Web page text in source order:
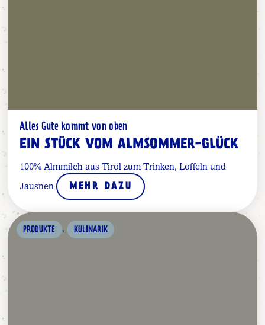
Alles Gute kommt von oben
EIN STÜCK VOM ALMSOMMER-GLÜCK
100% Almmilch aus Tirol zum Trinken, Löffeln und
Jausnen MEHR DAZU
PRODUKTE , KULINARIK